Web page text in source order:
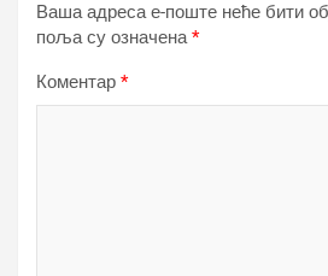
Ваша адреса е-поште неће бити
поља су означена*
Коментар *